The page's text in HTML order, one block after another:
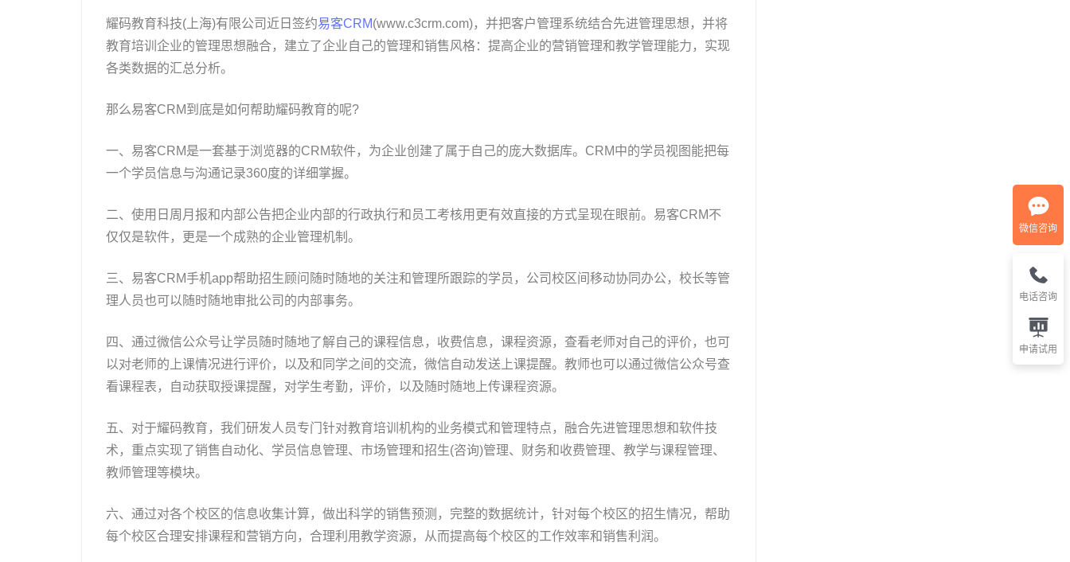
耀码教育科技(上海)有限公司近日签约易客CRM(www.c3crm.com)，并把客户管理系统结合先进管理思想，并将
教育培训企业的管理思想融合，建立了企业自己的管理和销售风格：提高企业的营销管理和教学管理能力，实现
各类数据的汇总分析。
那么易客CRM到底是如何帮助耀码教育的呢?
一、易客CRM是一套基于浏览器的CRM软件，为企业创建了属于自己的庞大数据库。CRM中的学员视图能把每
一个学员信息与沟通记录360度的详细掌握。
二、使用日周月报和内部公告把企业内部的行政执行和员工考核用更有效直接的方式呈现在眼前。易客CRM不
仅仅是软件，更是一个成熟的企业管理机制。
三、易客CRM手机app帮助招生顾问随时随地的关注和管理所跟踪的学员，公司校区间移动协同办公，校长等管
理人员也可以随时随地审批公司的内部事务。
四、通过微信公众号让学员随时随地了解自己的课程信息，收费信息，课程资源，查看老师对自己的评价，也可
以对老师的上课情况进行评价，以及和同学之间的交流，微信自动发送上课提醒。教师也可以通过微信公众号查
看课程表，自动获取授课提醒，对学生考勤，评价，以及随时随地上传课程资源。
五、对于耀码教育，我们研发人员专门针对教育培训机构的业务模式和管理特点，融合先进管理思想和软件技
术，重点实现了销售自动化、学员信息管理、市场管理和招生(咨询)管理、财务和收费管理、教学与课程管理、
教师管理等模块。
六、通过对各个校区的信息收集计算，做出科学的销售预测，完整的数据统计，针对每个校区的招生情况，帮助
每个校区合理安排课程和营销方向，合理利用教学资源，从而提高每个校区的工作效率和销售利润。
微信咨询
电话咨询
申请试用